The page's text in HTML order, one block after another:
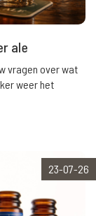
ale
vragen over wat
weer het
23-07-26